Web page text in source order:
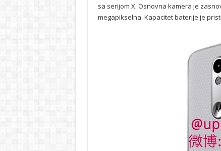
sa serijom X. Osnovna kamera je
megapikselna. Kapacitet baterije je